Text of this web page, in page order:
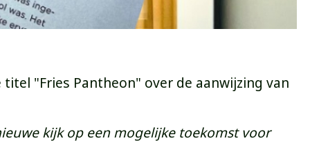
"Fries Pantheon" over de aanwijzing van
kijk op een mogelijke toekomst voor